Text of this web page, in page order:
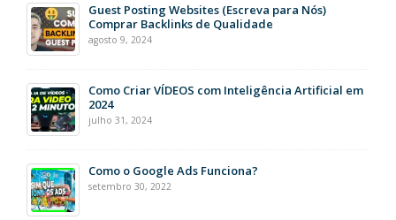
Guest Posting Websites (Escreva para Nós)
Comprar Backlinks de Qualidade
agosto 9, 2024
Como Criar VÍDEOS com Inteligência Artificial em
2024
julho 31, 2024
Como o Google Ads Funciona?
setembro 30, 2022